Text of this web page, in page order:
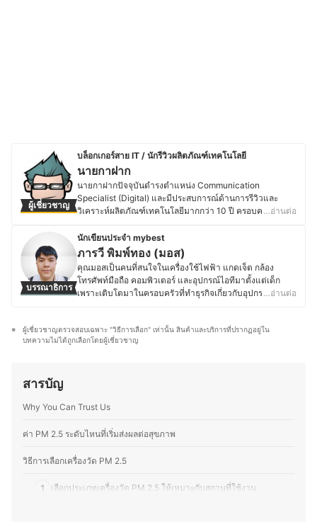
ผู้เชี่ยวชาญ
บล็อกเกอร์สาย IT / นักรีวิวผลิตภัณฑ์เทคโนโลยี
นายกาฝาก
นายกาฝากปัจจุบันดำรงตำแหน่ง Communication
Specialist (Digital) และมีประสบการณ์ด้านการรีวิวและ
วิเคราะห์ผลิตภัณฑ์เทคโนโลยีมากกว่า 10 ปี ครอบคลุมตั้งแต่
ระดับองค์กรอย่าง NAS โดยมุ่งเน้นการให้ข้อมูลที่รอบด้าน
ชัดเจน และเป็นกลาง เพื่อสนับสนุนการตัดสินใจที่เหมาะสม
สำหรับผู้บริโภค โดยสำเร็จการศึกษาระดับปริญญาตรี
วิศวกรรมศาสตร์อิเล็กทรอนิกส์ จากมหาวิทยาลัยอัสสัมชัญ
และเคยศึกษาต่อในระดับปริญญาโทด้านจิตวิทยา
อุตสาหกรรมและองค์การ มีประสบการณ์ทำงานด้าน
รวมถึงบทบาทด้านการสื่อสารและการตลาดดิจิทัล ซึ่งตลอด
ระยะเวลาที่ผ่านมา นายกาฝากเคยเป็นทั้งนักเขียนและ
การใช้งานจริง และความคุ้มค่าของผลิตภัณฑ์อย่างเป็นระบบ
…อ่านต่อ
บรรณาธิการ
นักเขียนประจำ mybest
ภารวี พิมพ์ทอง (มอส)
คุณมอสเป็นคนที่สนใจในเครื่องใช้ไฟฟ้า แกดเจ็ต กล้อง
โทรศัพท์มือถือ คอมพิวเตอร์ และอุปกรณ์ไอทีมาตั้งแต่เด็ก
เพราะเติบโตมาในครอบครัวที่ทำธุรกิจเกี่ยวกับอุปกรณ์
ล่าสุด หรือแนวโน้มของตลาดอุปกรณ์อิเล็กทรอนิกส์ นอกจาก
การอัปเดตข้อมูลสินค้าไอทีแล้ว คุณมอสยังชื่นชอบงานช่าง
ด้อยของสินค้าเทคโนโลยีแต่ละประเภทได้อย่างชัดเจน ทำให้
ทั้งในแง่ของการเลือกซื้อ อัปเกรด และดูแลรักษา เพื่อให้ผู้อ่าน
อย่างคุ้มค่า
…อ่านต่อ
ผู้เชี่ยวชาญตรวจสอบเฉพาะ "วิธีการเลือก" เท่านั้น สินค้าและบริการที่ปรากฏอยู่ใน
บทความไม่ได้ถูกเลือกโดยผู้เชี่ยวชาญ
สารบัญ
Why You Can Trust Us
ค่า PM 2.5 ระดับไหนที่เริ่มส่งผลต่อสุขภาพ
วิธีการเลือกเครื่องวัด PM 2.5
1 เลือกประเภทเครื่องวัด PM 2.5 ให้เหมาะกับสถานที่ใช้งาน